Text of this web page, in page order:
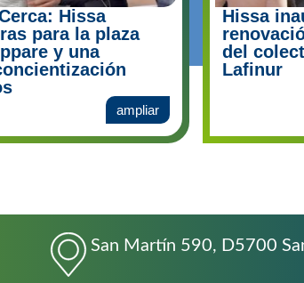
Hissa
para la plaza
y una
ampliar
Hissa
del
Lafinur
San Martín 590, D5700